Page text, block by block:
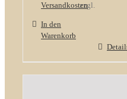
zzgl.
Versandkosten
In den
Warenkorb